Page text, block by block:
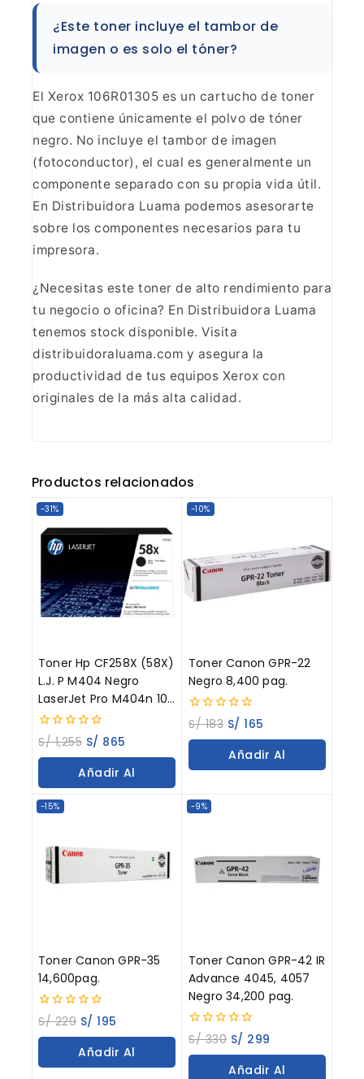
¿Este toner incluye el tambor de
imagen o es solo el tóner?
El Xerox 106R01305 es un cartucho de toner
que contiene únicamente el polvo de tóner
negro. No incluye el tambor de imagen
(fotoconductor), el cual es generalmente un
componente separado con su propia vida útil.
En Distribuidora Luama podemos asesorarte
sobre los componentes necesarios para tu
impresora.
¿Necesitas este toner de alto rendimiento para
tu negocio o oficina? En Distribuidora Luama
tenemos stock disponible. Visita
distribuidoraluama.com y asegura la
productividad de tus equipos Xerox con
originales de la más alta calidad.
Productos relacionados
-31%
Toner Hp CF258X (58X)
L.J. P M404 Negro
LaserJet Pro M404n 10K
Paginas
0
out
of
S/1,255 S/ 865
Añadir Al
-10%
Toner Canon GPR-22
Negro 8,400 pag.
0
out
of
S/183 S/ 165
Añadir Al
-15%
Toner Canon GPR-35
14,600pag.
0
out
of
S/229 S/ 195
Añadir Al
-9%
Toner Canon GPR-42 IR
Advance 4045, 4057
Negro 34,200 pag.
0
out
of
S/330 S/ 299
Añadir Al